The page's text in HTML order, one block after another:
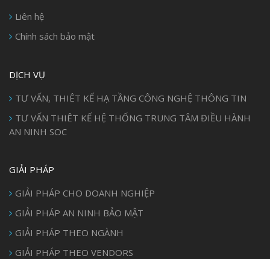
Liên hệ
Chính sách bảo mật
DỊCH VỤ
TƯ VẤN, THIÊT KẾ HẠ TẦNG CÔNG NGHỆ THÔNG TIN
TƯ VẤN THIÊT KẾ HỆ THỐNG TRUNG TÂM ĐIỀU HÀNH
AN NINH SOC
GIẢI PHÁP
GIẢI PHÁP CHO DOANH NGHIỆP
GIẢI PHÁP AN NINH BẢO MẬT
GIẢI PHÁP THEO NGÀNH
GIẢI PHÁP THEO VENDORS